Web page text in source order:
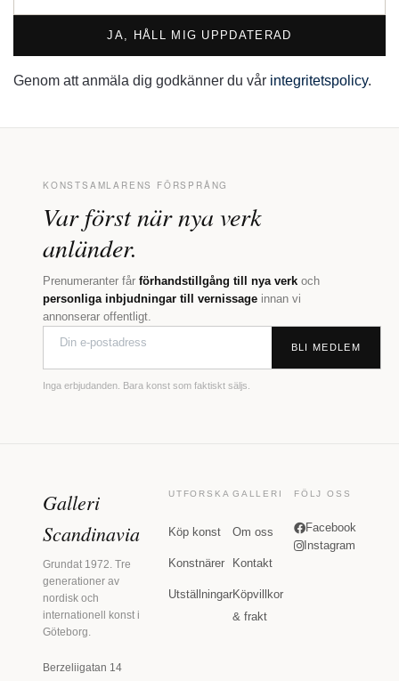
JA, HÅLL MIG UPPDATERAD
Genom att anmäla dig godkänner du vår integritetspolicy.
KONSTSAMLARENS FÖRSPRÅNG
Var först när nya verk
anländer.
Prenumeranter får förhandstillgång till nya verk och
personliga inbjudningar till vernissage innan vi
annonserar offentligt.
BLI MEDLEM
Inga erbjudanden. Bara konst som faktiskt säljs.
Galleri
Scandinavia
Grundat 1972. Tre
generationer av
nordisk och
internationell konst i
Göteborg.
Berzeliigatan 14
UTFORSKA
Köp konst
Konstnärer
Utställningar
GALLERI
Om oss
Kontakt
Köpvillkor
& frakt
FÖLJ OSS
Facebook
Instagram